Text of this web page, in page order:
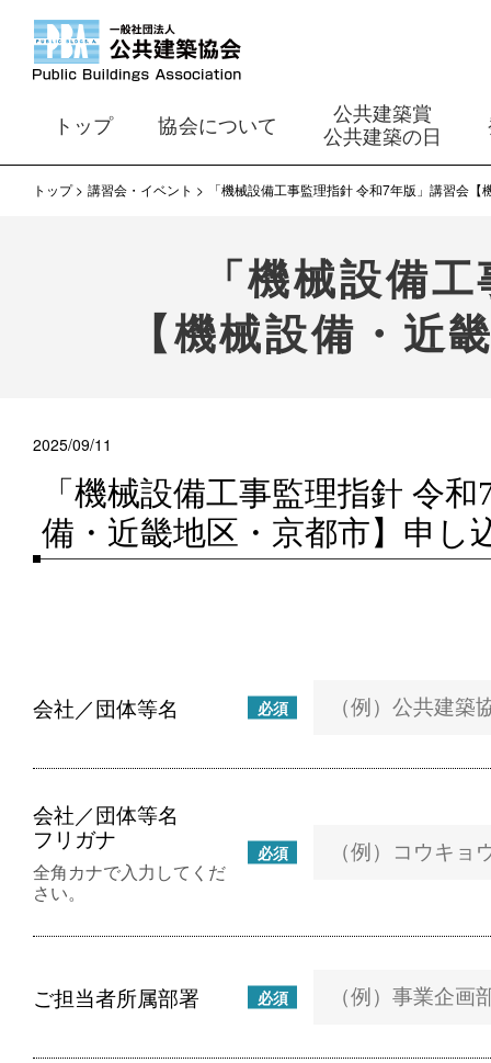
トップ 協会について
公共建築賞
公共建築の日
トップ 講習会・イベント 「機械設備工事監理指針 令和7年版」講習会
「機械設備
【機械設備・近
2025/09/11
「機械設備工事監理指針 令
備・近畿地区・京都市】申し
会社／団体等名 必須
会社／団体等名
フリガナ
必須
全角カナで入力してくだ
さい。
ご担当者所属部署 必須